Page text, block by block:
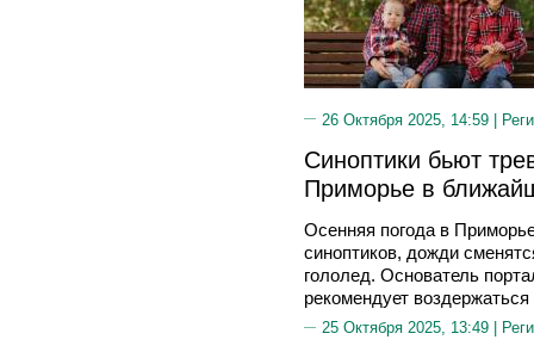
26 Октября 2025, 14:59 |
Синоптики бьют
Приморье в
Осенняя погода в
синоптиков, дожди
гололед. Основатель
рекомендует
25 Октября 2025, 13:49 |